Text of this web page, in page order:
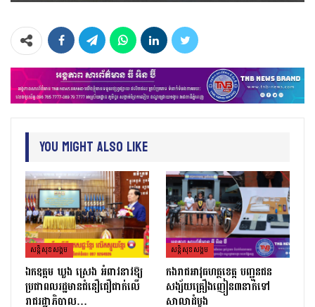
You Might Also Like
សន្តិសុខសង្គម
ឯកឧត្ដម ឃួង ស្រេង អំពាវនាវឱ្យ
ប្រជាពលរដ្ឋមានជំនឿជឿជាក់លើ
រាជរដ្ឋាភិបាល…
សន្តិសុខសង្គម
កងរាជឣាវុធហត្ថខេត្ត បញ្ជូនជន
សង្ស័យគ្រឿងញៀន៣នាក់ទៅ
សាលាដំបូង